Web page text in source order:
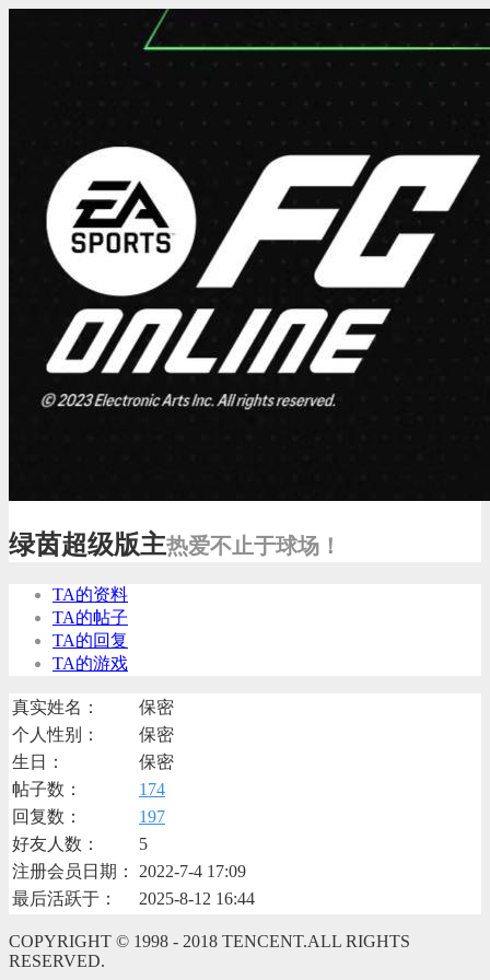
绿茵超级版主热爱不止于球场！
TA的资料
TA的帖子
TA的回复
TA的游戏
真实姓名：
保密
个人性别：
保密
生日：
保密
帖子数：
174
回复数：
197
好友人数：
5
注册会员日期：
2022-7-4 17:09
最后活跃于：
2025-8-12 16:44
COPYRIGHT © 1998 - 2018 TENCENT.ALL RIGHTS
RESERVED.